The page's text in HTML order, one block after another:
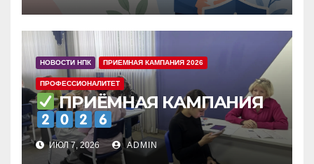
НОВОСТИ НПК ПРИЕМНАЯ КАМПАНИЯ 2026
ПРОФЕССИОНАЛИТЕТ
ПРИЁМНАЯ КАМПАНИЯ
ИЮЛ 7, 2026 ADMIN